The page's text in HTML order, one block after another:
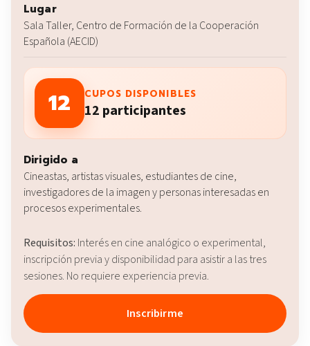
Lugar
Sala Taller, Centro de Formación de la Cooperación
Española (AECID)
12 CUPOS DISPONIBLES
12 participantes
Dirigido a
Cineastas, artistas visuales, estudiantes de cine,
investigadores de la imagen y personas interesadas en
procesos experimentales.
Requisitos: Interés en cine analógico o experimental,
inscripción previa y disponibilidad para asistir a las tres
sesiones. No requiere experiencia previa.
Inscribirme